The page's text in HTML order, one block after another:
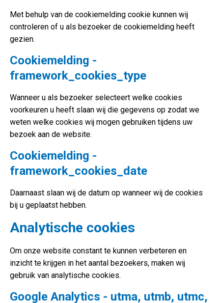
Met behulp van de cookiemelding cookie kunnen wij
controleren of u als bezoeker de cookiemelding heeft
gezien.
Cookiemelding -
framework_cookies_type
Wanneer u als bezoeker selecteert welke cookies
voorkeuren u heeft slaan wij die gegevens op zodat we
weten welke cookies wij mogen gebruiken tijdens uw
bezoek aan de website.
Cookiemelding -
framework_cookies_date
Daarnaast slaan wij de datum op wanneer wij de cookies
bij u geplaatst hebben.
Analytische cookies
Om onze website constant te kunnen verbeteren en
inzicht te krijgen in het aantal bezoekers, maken wij
gebruik van analytische cookies.
Google Analytics - utma, utmb, utmc,